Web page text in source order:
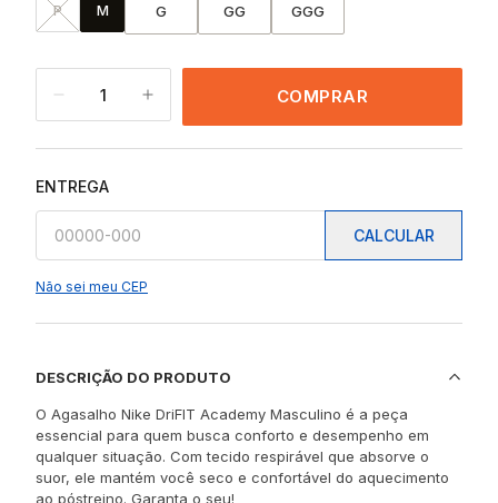
P M G GG GGG
1 COMPRAR
ENTREGA
CALCULAR
Não sei meu CEP
DESCRIÇÃO DO PRODUTO
O Agasalho Nike DriFIT Academy Masculino é a peça
essencial para quem busca conforto e desempenho em
qualquer situação. Com tecido respirável que absorve o
suor, ele mantém você seco e confortável do aquecimento
ao póstreino. Garanta o seu!